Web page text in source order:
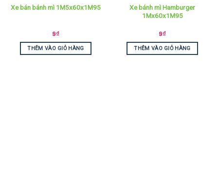
Xe bán bánh mì 1M5x60x1M95
9₫
THÊM VÀO GIỎ HÀNG
Xe bánh mì Hamburger
1Mx60x1M95
9₫
THÊM VÀO GIỎ HÀNG